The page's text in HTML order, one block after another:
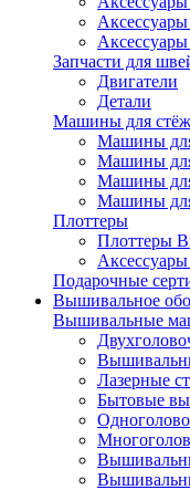
Запчасти для
Двигатели
Детали
Машины для
Машины
Машины
Машины
Машины
Плоттеры
Плоттеры
Подарочные
Вышивальное
Вышивальные
Лазерные
Бытовые